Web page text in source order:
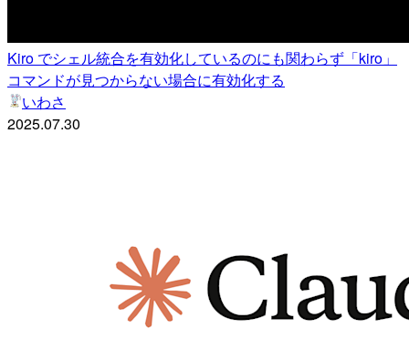
Kiro でシェル統合を有効化しているのにも関わらず「kiro」
コマンドが見つからない場合に有効化する
いわさ
2025.07.30